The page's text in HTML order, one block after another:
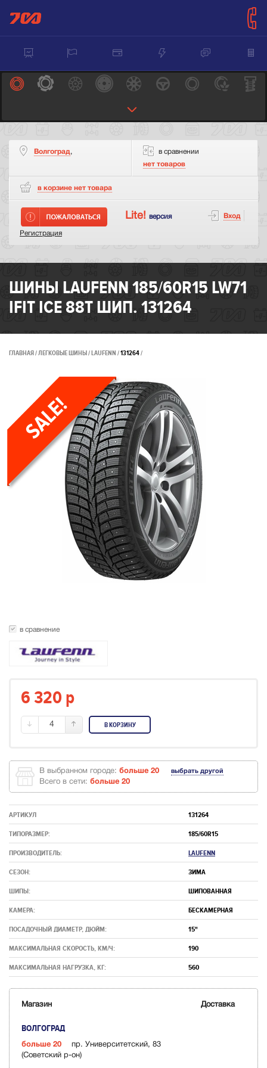
Волгоград,
в сравнении
нет товаров
в корзине нет товара
Lite! версия Вход
Регистрация
ШИНЫ LAUFENN 185/60R15 LW71
IFIT ICE 88T ШИП. 131264
ГЛАВНАЯ ЛЕГКОВЫЕ ШИНЫ LAUFENN 131264
в сравнение
6 320 p
4 В КОРЗИНУ
В выбранном городе: больше 20 выбрать другой
Всего в сети: больше 20
АРТИКУЛ 131264
ТИПОРАЗМЕР: 185/60R15
ПРОИЗВОДИТЕЛЬ: LAUFENN
СЕЗОН: ЗИМА
ШИПЫ: ШИПОВАННАЯ
КАМЕРА: БЕСКАМЕРНАЯ
ПОСАДОЧНЫЙ ДИАМЕТР, ДЮЙМ: 15"
МАКСИМАЛЬНАЯ СКОРОСТЬ, КМ/Ч: 190
МАКСИМАЛЬНАЯ НАГРУЗКА, КГ: 560
Магазин Доставка
ВОЛГОГРАД
больше 20
пр. Университетский, 83
(Советский р-он)